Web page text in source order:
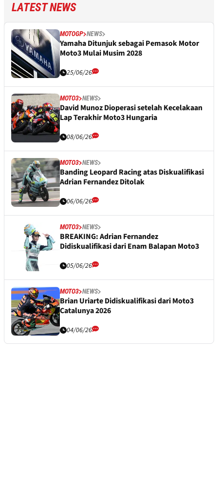
LATEST NEWS
MOTOGP NEWS
Yamaha Ditunjuk sebagai Pemasok Motor
Moto3 Mulai Musim 2028
25/06/26
MOTO3 NEWS
David Munoz Dioperasi setelah Kecelakaan
Lap Terakhir Moto3 Hungaria
08/06/26
MOTO3 NEWS
Banding Leopard Racing atas Diskualifikasi
Adrian Fernandez Ditolak
06/06/26
MOTO3 NEWS
BREAKING: Adrian Fernandez
Didiskualifikasi dari Enam Balapan Moto3
05/06/26
MOTO3 NEWS
Brian Uriarte Didiskualifikasi dari Moto3
Catalunya 2026
04/06/26